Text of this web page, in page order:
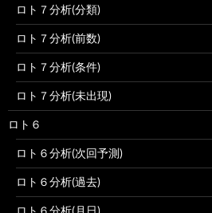
ロト７分析(分類)
ロト７分析(前数)
ロト７分析(条件)
ロト７分析(未出現)
ロト６
ロト６分析(次回予測)
ロト６分析(過去)